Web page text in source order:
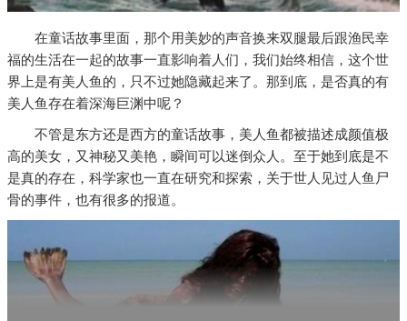
在童话故事里面，那个用美妙的声音换来双腿最后跟渔民幸
福的生活在一起的故事一直影响着人们，我们始终相信，这个世
界上是有美人鱼的，只不过她隐藏起来了。那到底，是否真的有
美人鱼存在着深海巨渊中呢？
不管是东方还是西方的童话故事，美人鱼都被描述成颜值极
高的美女，又神秘又美艳，瞬间可以迷倒众人。至于她到底是不
是真的存在，科学家也一直在研究和探索，关于世人见过人鱼尸
骨的事件，也有很多的报道。